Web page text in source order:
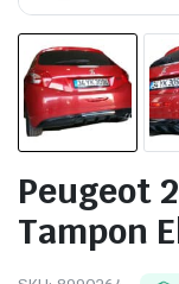
Peugeot
Tampon